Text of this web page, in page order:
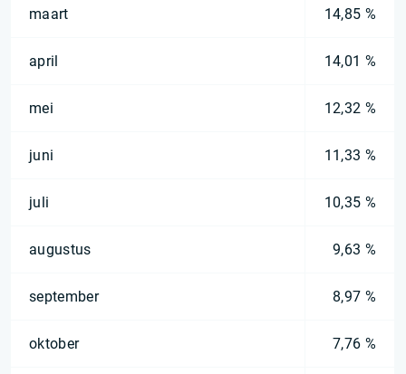
maart 14,85 %
april 14,01 %
mei 12,32 %
juni 11,33 %
juli 10,35 %
augustus 9,63 %
september 8,97 %
oktober 7,76 %